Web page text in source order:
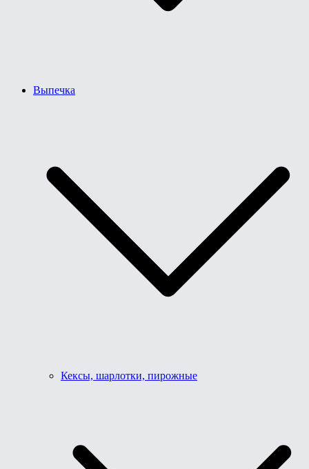
Выпечка
Кексы, шарлотки, пирожные